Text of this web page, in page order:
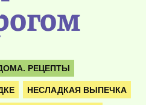
РЕЦЕПТЫ
НЕСЛАДКАЯ ВЫПЕЧКА